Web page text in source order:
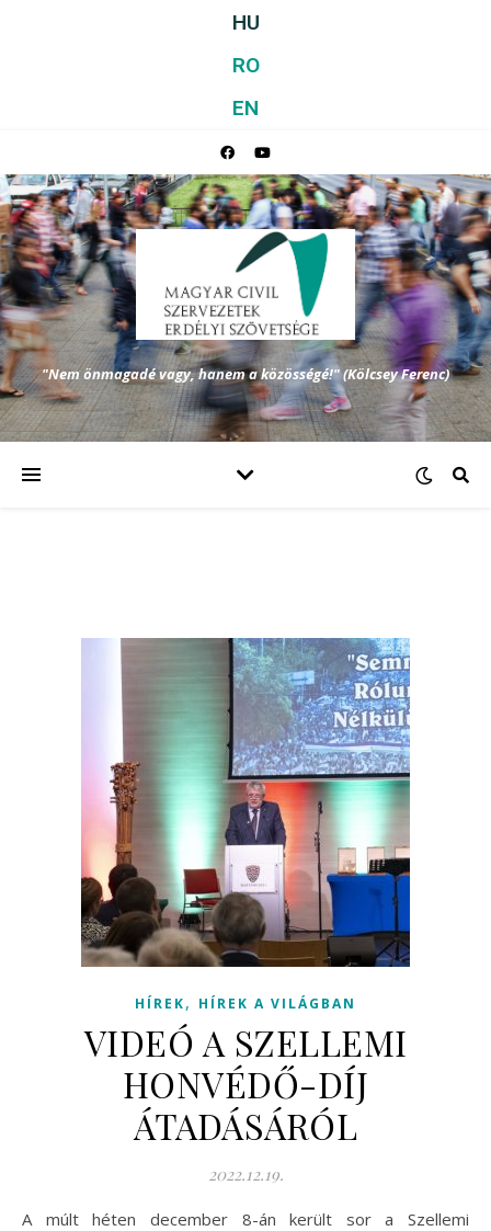
HU
RO
EN
"Nem önmagadé vagy, hanem a közösségé!" (Kölcsey Ferenc)
HÍREK, HÍREK A VILÁGBAN
VIDEÓ A SZELLEMI
HONVÉDŐ-DÍJ
ÁTADÁSÁRÓL
2022.12.19.
A múlt héten december 8-án került sor a Szellemi